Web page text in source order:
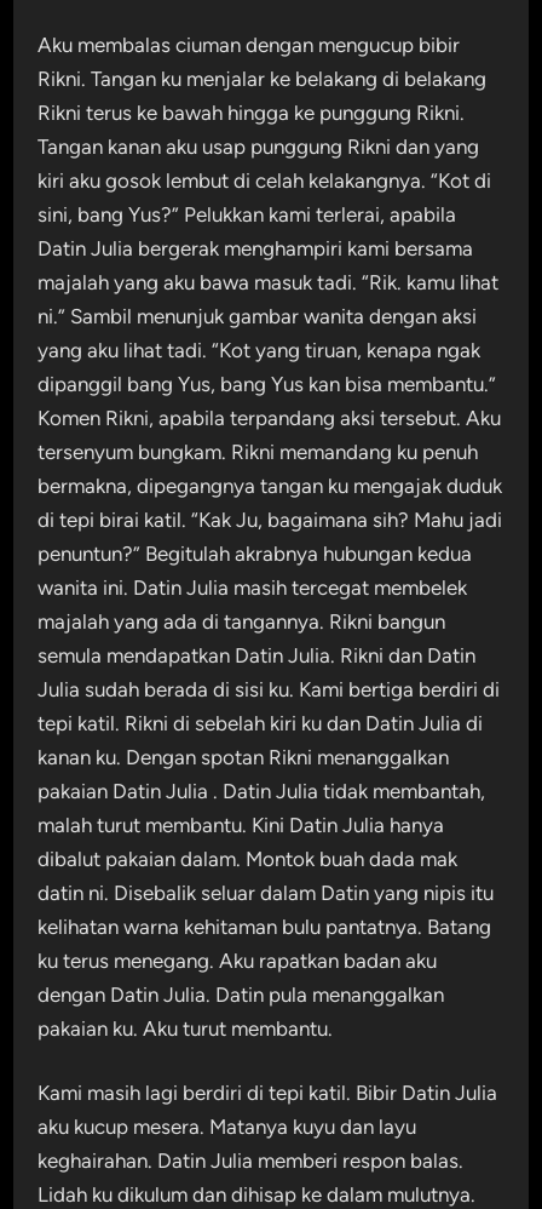
Aku membalas ciuman dengan mengucup bibir
Rikni. Tangan ku menjalar ke belakang di belakang
Rikni terus ke bawah hingga ke punggung Rikni.
Tangan kanan aku usap punggung Rikni dan yang
kiri aku gosok lembut di celah kelakangnya. “Kot di
sini, bang Yus?” Pelukkan kami terlerai, apabila
Datin Julia bergerak menghampiri kami bersama
majalah yang aku bawa masuk tadi. “Rik. kamu lihat
ni.” Sambil menunjuk gambar wanita dengan aksi
yang aku lihat tadi. “Kot yang tiruan, kenapa ngak
dipanggil bang Yus, bang Yus kan bisa membantu.”
Komen Rikni, apabila terpandang aksi tersebut. Aku
tersenyum bungkam. Rikni memandang ku penuh
bermakna, dipegangnya tangan ku mengajak duduk
di tepi birai katil. “Kak Ju, bagaimana sih? Mahu jadi
penuntun?” Begitulah akrabnya hubungan kedua
wanita ini. Datin Julia masih tercegat membelek
majalah yang ada di tangannya. Rikni bangun
semula mendapatkan Datin Julia. Rikni dan Datin
Julia sudah berada di sisi ku. Kami bertiga berdiri di
tepi katil. Rikni di sebelah kiri ku dan Datin Julia di
kanan ku. Dengan spotan Rikni menanggalkan
pakaian Datin Julia . Datin Julia tidak membantah,
malah turut membantu. Kini Datin Julia hanya
dibalut pakaian dalam. Montok buah dada mak
datin ni. Disebalik seluar dalam Datin yang nipis itu
kelihatan warna kehitaman bulu pantatnya. Batang
ku terus menegang. Aku rapatkan badan aku
dengan Datin Julia. Datin pula menanggalkan
pakaian ku. Aku turut membantu.
Kami masih lagi berdiri di tepi katil. Bibir Datin Julia
aku kucup mesera. Matanya kuyu dan layu
keghairahan. Datin Julia memberi respon balas.
Lidah ku dikulum dan dihisap ke dalam mulutnya.